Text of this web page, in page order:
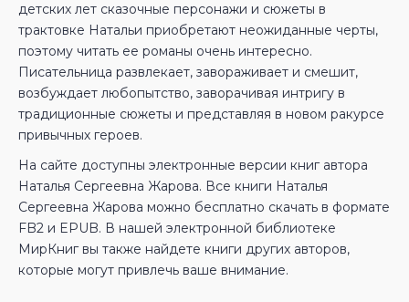
детских лет сказочные персонажи и сюжеты в
трактовке Натальи приобретают неожиданные черты,
поэтому читать ее романы очень интересно.
Писательница развлекает, завораживает и смешит,
возбуждает любопытство, заворачивая интригу в
традиционные сюжеты и представляя в новом ракурсе
привычных героев.
На сайте доступны электронные версии книг автора
Наталья Сергеевна Жарова. Все книги Наталья
Сергеевна Жарова можно бесплатно скачать в формате
FB2 и EPUB. В нашей электронной библиотеке
МирКниг вы также найдете книги других авторов,
которые могут привлечь ваше внимание.